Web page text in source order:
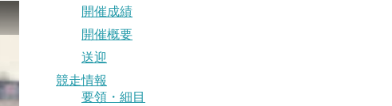
開催成績
開催概要
送迎
競走情報
要領・細目